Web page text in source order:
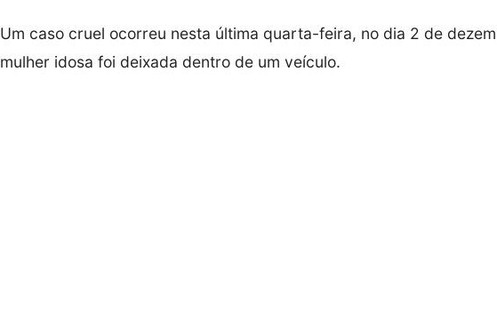
Um caso cruel ocorreu nesta última quarta-feira, no dia 2 de
mulher idosa foi deixada dentro de um veículo.